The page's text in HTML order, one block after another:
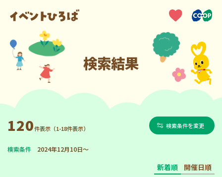
検索結果
120件表示（1-18件表示） 検索条件を変更
検索条件 2024年12月10日～
新着順 開催日順